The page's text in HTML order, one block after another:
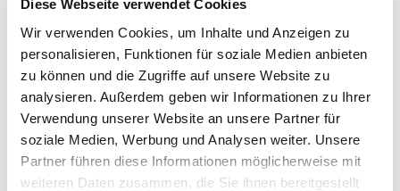
Diese Webseite verwendet Cookies
Wir verwenden Cookies, um Inhalte und Anzeigen zu
personalisieren, Funktionen für soziale Medien anbieten
zu können und die Zugriffe auf unsere Website zu
analysieren. Außerdem geben wir Informationen zu Ihrer
Verwendung unserer Website an unsere Partner für
soziale Medien, Werbung und Analysen weiter. Unsere
Partner führen diese Informationen möglicherweise mit
weiteren Daten zusammen, die Sie ihnen bereitgestellt
Jana Thomasek, Maximilian Robenek